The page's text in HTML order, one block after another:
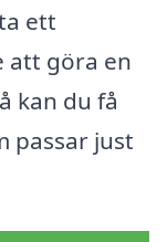
ett
att göra en
kan du få
passar just